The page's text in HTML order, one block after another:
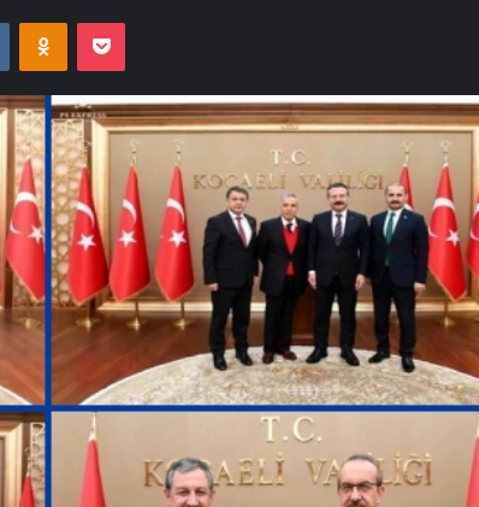
VKontakteOdnoklassniki
Pocket